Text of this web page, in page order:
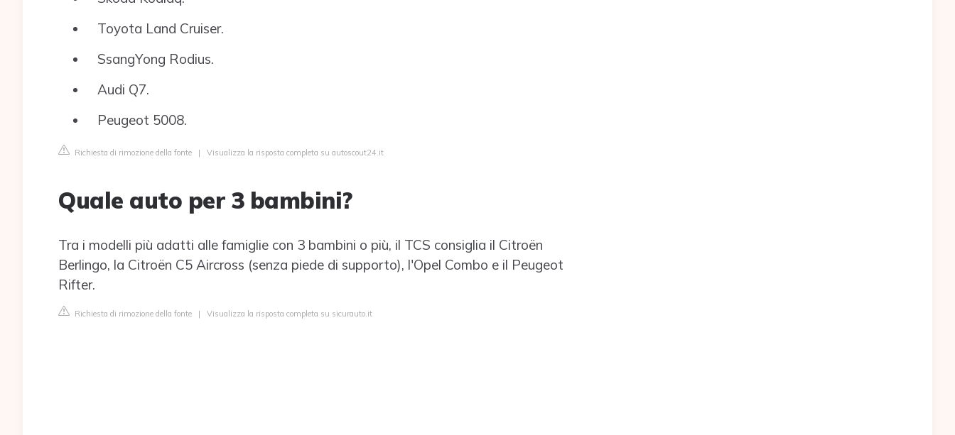
Toyota Land Cruiser.
SsangYong Rodius.
Audi Q7.
Peugeot 5008.
Richiesta di rimozione della fonte | Visualizza la risposta completa su autoscout24.it
Quale auto per 3 bambini?
Tra i modelli più adatti alle famiglie con 3 bambini o più, il TCS consiglia il Citroën
Berlingo, la Citroën C5 Aircross (senza piede di supporto), l'Opel Combo e il Peugeot
Rifter.
Richiesta di rimozione della fonte | Visualizza la risposta completa su sicurauto.it